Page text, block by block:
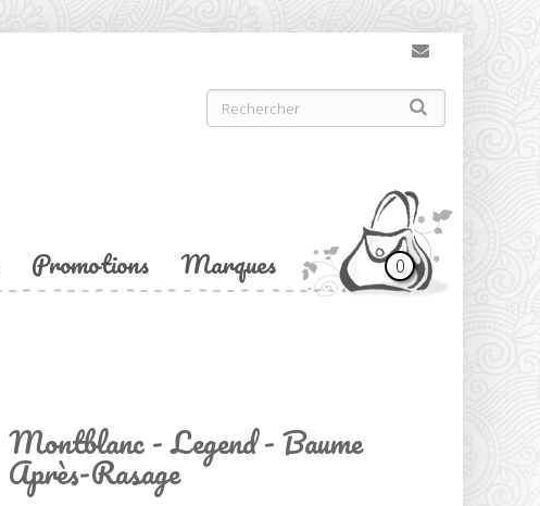
0
Promotions Marques
Montblanc - Legend - Baume
Après-Rasage